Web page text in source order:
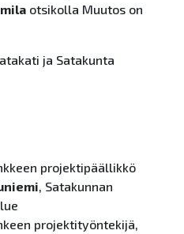
otsikolla Muutos on
ja Satakunta
projektipäällikkö
, Satakunnan
projektityöntekijä,